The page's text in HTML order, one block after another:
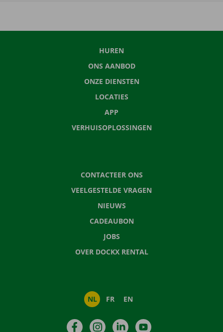
HUREN
ONS AANBOD
ONZE DIENSTEN
LOCATIES
APP
VERHUISOPLOSSINGEN
CONTACTEER ONS
VEELGESTELDE VRAGEN
NIEUWS
CADEAUBON
JOBS
OVER DOCKX RENTAL
NL FR EN
FacebookInstagramLinkedIn